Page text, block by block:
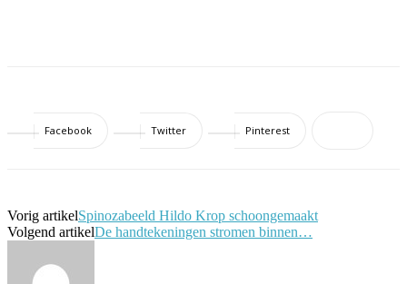
Facebook Twitter Pinterest
Vorig artikelSpinozabeeld Hildo Krop schoongemaakt
Volgend artikelDe handtekeningen stromen binnen…